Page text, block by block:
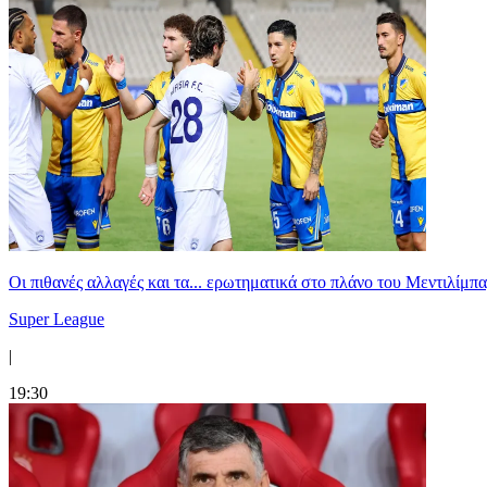
Οι πιθανές αλλαγές και τα... ερωτηματικά στο πλάνο του
Super League
|
19:30